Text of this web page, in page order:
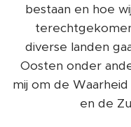
bestaan en hoe
diverse landen
Oosten onder
mij om de
en de